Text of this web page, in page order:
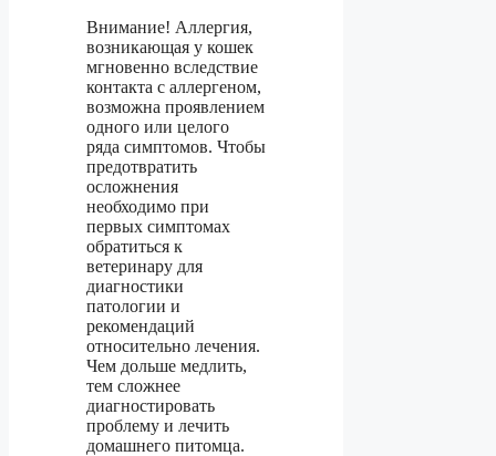
Внимание! Аллергия,
возникающая у кошек
мгновенно вследствие
контакта с аллергеном,
возможна проявлением
одного или целого
ряда симптомов. Чтобы
предотвратить
осложнения
необходимо при
первых симптомах
обратиться к
ветеринару для
диагностики
патологии и
рекомендаций
относительно лечения.
Чем дольше медлить,
тем сложнее
диагностировать
проблему и лечить
домашнего питомца.